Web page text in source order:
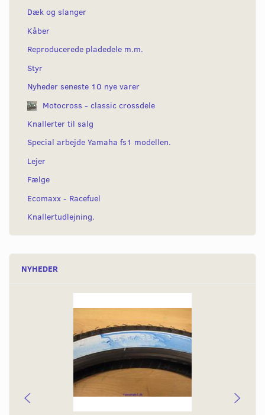
Dæk og slanger
Kåber
Reproducerede pladedele m.m.
Styr
Nyheder seneste 10 nye varer
Motocross - classic crossdele
Knallerter til salg
Special arbejde Yamaha fs1 modellen.
Lejer
Fælge
Ecomaxx - Racefuel
Knallertudlejning.
NYHEDER